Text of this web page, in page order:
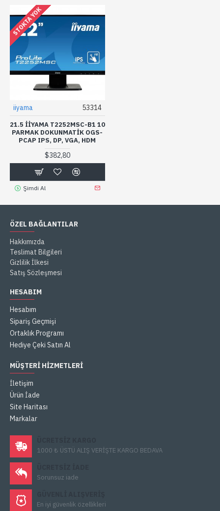
STOKTA YOK
iiyama 53314
21.5 IIYAMA T2252MSC-B1 10
PARMAK DOKUNMATIK OGS-
PCAP IPS, DP, VGA, HDM
$382,80
Şimdi Al
ÖZEL BAĞLANTILAR
Hakkımızda
Teslimat Bilgileri
Gizlilik İlkesi
Satış Sözleşmesi
HESABIM
Hesabım
Sipariş Geçmişi
Ortaklık Programı
Hediye Çeki Satın Al
MÜŞTERI HIZMETLERI
İletişim
Ürün İade
Site Haritası
Markalar
1000 ₺ ÜSTÜ ALIŞ VERİŞTE KARGO BEDAVA
Sorunsuz iade
En iyi güvenlik özellikleri